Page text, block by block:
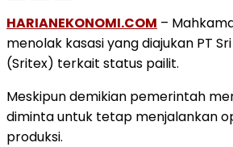
HARIANEKONOMI.COM –
menolak kasasi yang diajukan PT
(Sritex) terkait status pailit.
Meskipun demikian pemerintah
diminta untuk tetap menjalankan
produksi.